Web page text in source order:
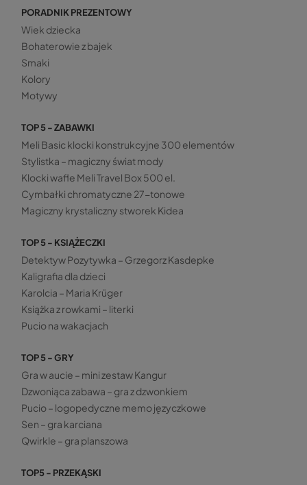
PORADNIK PREZENTOWY
Wiek dziecka
Bohaterowie z bajek
Smaki
Kolory
Motywy
TOP 5 - ZABAWKI
Meli Basic klocki konstrukcyjne 300 elementów
Stylistka – magiczny świat mody
Klocki wafle Meli Travel Box 500 el.
Cymbałki chromatyczne 27-tonowe
Magiczny krystaliczny stworek Kidea
TOP 5 - KSIĄŻECZKI
Detektyw Pozytywka – Grzegorz Kasdepke
Kaligrafia dla dzieci
Karolcia – Maria Krüger
Książka z rowkami – literki
Pucio na wakacjach
TOP 5 - GRY
Gra w aucie – mini zestaw Kangur
Dzwoniąca zabawa – gra z dzwonkiem
Pucio – logopedyczne memo języczkowe
Sen – gra karciana
Qwirkle – gra planszowa
TOP5 - PRZEKĄSKI